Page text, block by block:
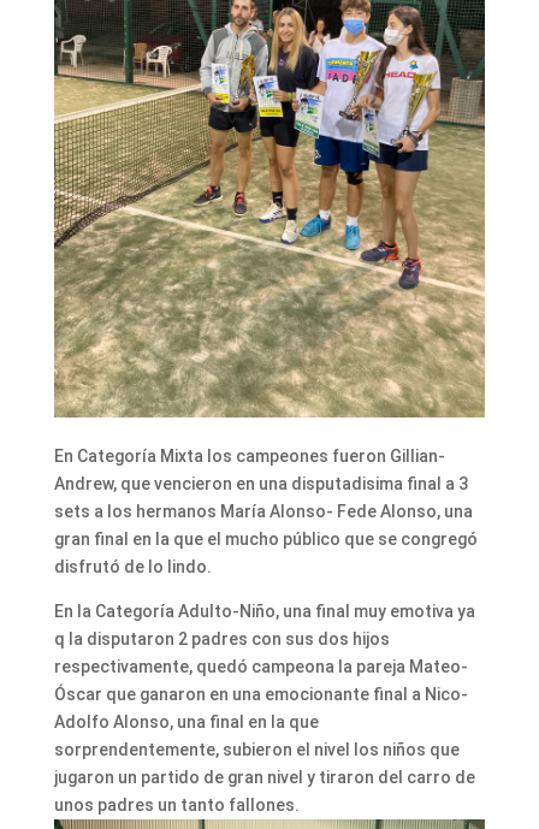
En Categoría Mixta los campeones fueron Gillian-
Andrew, que vencieron en una disputadisima final a 3
sets a los hermanos María Alonso- Fede Alonso, una
gran final en la que el mucho público que se congregó
disfrutó de lo lindo.
En la Categoría Adulto-Niño, una final muy emotiva ya
q la disputaron 2 padres con sus dos hijos
respectivamente, quedó campeona la pareja Mateo-
Óscar que ganaron en una emocionante final a Nico-
Adolfo Alonso, una final en la que
sorprendentemente, subieron el nivel los niños que
jugaron un partido de gran nivel y tiraron del carro de
unos padres un tanto fallones.